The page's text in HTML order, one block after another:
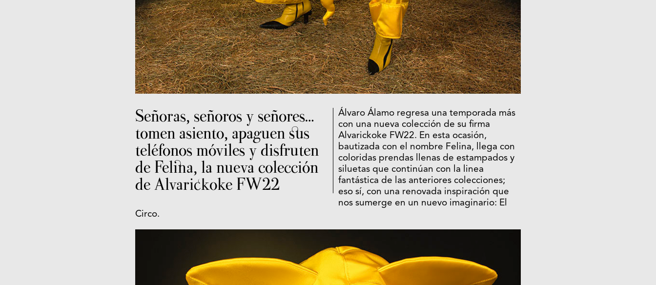
Señoras, señoros y señores…
tomen asiento, apaguen sus
teléfonos móviles y disfruten
de Felina, la nueva colección
de Alvarickoke FW22
Álvaro Álamo regresa una temporada más
con una nueva colección de su firma
Alvarickoke FW22. En esta ocasión,
bautizada con el nombre Felina, llega con
coloridas prendas llenas de estampados y
siluetas que continúan con la linea
fantástica de las anteriores colecciones;
eso sí, con una renovada inspiración que
nos sumerge en un nuevo imaginario: El
Circo.